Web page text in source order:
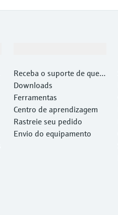
Receba o suporte de que v
ocê precisa, rapidamente!
Downloads
Ferramentas
Centro de aprendizagem
Rastreie seu pedido
Envio do equipamento